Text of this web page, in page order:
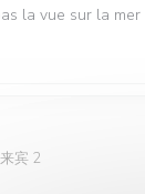
la vue sur la
宾 2